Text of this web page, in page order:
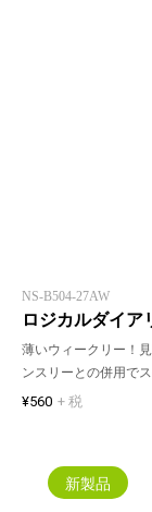
NS-B504-27AW
ロジカルダイア
薄いウィークリー！
ンスリーとの併用で
¥560 + 税
新製品